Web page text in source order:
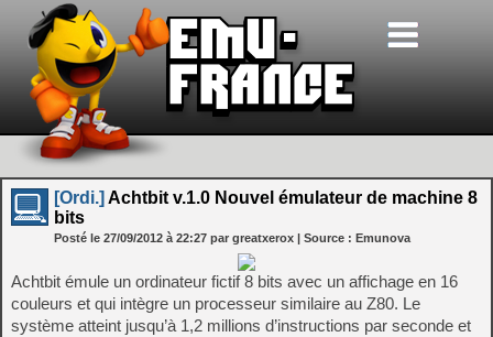
[Ordi.] Achtbit v.1.0 Nouvel émulateur de machine 8
bits
Posté le 27/09/2012 à 22:27 par greatxerox | Source : Emunova
Achtbit émule un ordinateur fictif 8 bits avec un affichage en 16
couleurs et qui intègre un processeur similaire au Z80. Le
système atteint jusqu’à 1,2 millions d’instructions par seconde et